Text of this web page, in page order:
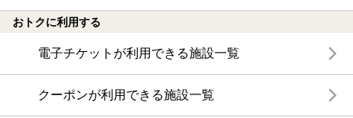
おトクに利用する
電子チケットが利用できる施設一覧
クーポンが利用できる施設一覧